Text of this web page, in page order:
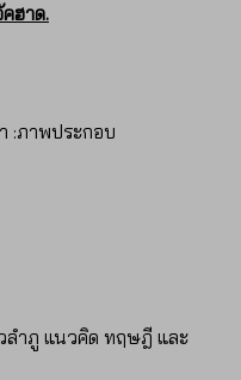
ฮาด.
:ภาพประกอบ
ำภู แนวคิด ทฤษฎี และ